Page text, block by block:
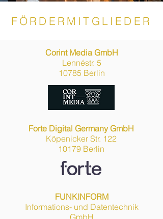
FÖRDERMITGLIEDER
Forte Digital Germany GmbH
Köpenicker Str. 122
10179 Berlin
FUNKINFORM
Informations- und Datentechnik
GmbH
Corint Media GmbH
Lennéstr. 5
10785 Berlin